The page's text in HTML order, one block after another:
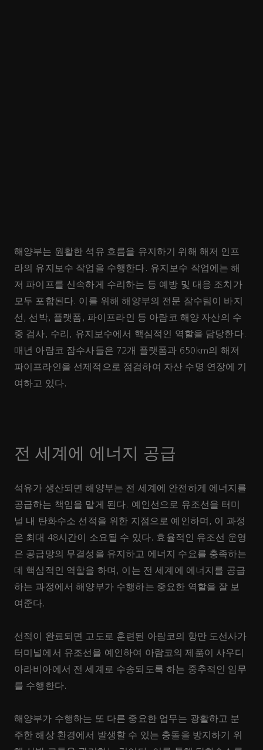
해양부는 원활한 석유 흐름을 유지하기 위해 해저 인프
라의 유지보수 작업을 수행한다. 유지보수 작업에는 해
저 파이프를 신속하게 수리하는 등 예방 및 대응 조치가
모두 포함된다. 이를 위해 해양부의 전문 잠수팀이 바지
선, 선박, 플랫폼, 파이프라인 등 아람코 해양 자산의 수
중 검사, 수리, 유지보수에서 핵심적인 역할을 담당한다.
매년 아람코 잠수사들은 72개 플랫폼과 650km의 해저
파이프라인을 선제적으로 점검하여 자산 수명 연장에 기
여하고 있다.
전 세계에 에너지 공급
석유가 생산되면 해양부는 전 세계에 안전하게 에너지를
공급하는 책임을 맡게 된다. 예인선으로 유조선을 터미
널 내 탄화수소 선적을 위한 지점으로 예인하며, 이 과정
은 최대 48시간이 소요될 수 있다. 효율적인 유조선 운영
은 공급망의 무결성을 유지하고 에너지 수요를 충족하는
데 핵심적인 역할을 하며, 이는 전 세계에 에너지를 공급
하는 과정에서 해양부가 수행하는 중요한 역할을 잘 보
여준다.
선적이 완료되면 고도로 훈련된 아람코의 항만 도선사가
터미널에서 유조선을 예인하여 아람코의 제품이 사우디
아라비아에서 전 세계로 수송되도록 하는 중추적인 임무
를 수행한다.
해양부가 수행하는 또 다른 중요한 업무는 광활하고 분
주한 해상 환경에서 발생할 수 있는 충돌을 방지하기 위